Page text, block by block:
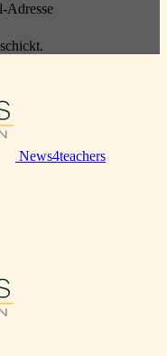
Adresse
News4teachers